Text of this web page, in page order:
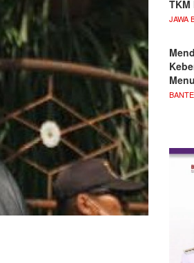
TKM
JAWA